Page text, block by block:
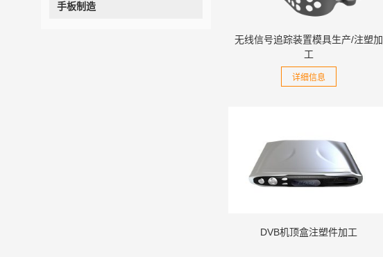
手板制造
无线信号追踪装置模具生产/注塑加
工
详细信息
DVB机顶盒注塑件加工